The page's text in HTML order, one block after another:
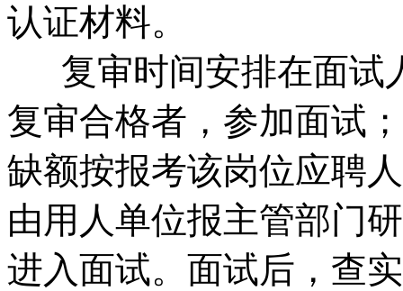
认证材料。
复审时间安排在面试
复审合格者，参加面试
缺额按报考该岗位应聘
由用人单位报主管部门
进入面试。面试后，查